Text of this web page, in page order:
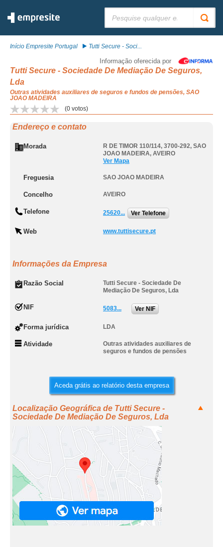
Início Empresite Portugal Tutti Secure - Soci...
Informação oferecida por
Tutti Secure - Sociedade De Mediação De Seguros,
Lda
Outras atividades auxiliares de seguros e fundos de pensões, SAO
JOAO MADEIRA
(0 votos)
Endereço e contato
Morada R DE TIMOR 110/114, 3700-292, SAO
JOAO MADEIRA, AVEIRO
Ver Mapa
Freguesia SAO JOAO MADEIRA
Concelho AVEIRO
Telefone 25620... Ver Telefone
Web www.tuttisecure.pt
Informações da Empresa
Razão Social
Tutti Secure - Sociedade De
Mediação De Seguros, Lda
NIF 5083... Ver NIF
Forma jurídica LDA
Atividade
Outras atividades auxiliares de
seguros e fundos de pensões
Aceda grátis ao relatório desta empresa
Localização Geográfica de Tutti Secure -
Sociedade De Mediação De Seguros, Lda